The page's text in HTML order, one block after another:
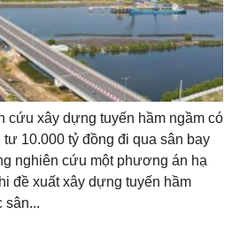
cứu xây dựng tuyến hầm ngầm có
10.000 tỷ đồng đi qua sân bay
nghiên cứu một phương án hạ
đề xuất xây dựng tuyến hầm
sân...
THÀNH
tiếp 24/7:
- 0819151818